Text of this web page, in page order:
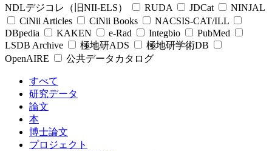
NDLデジコレ（旧NII-ELS）
RUDA JDCat
NINJAL
CiNii Articles
CiNii Books
NACSIS-CAT/ILL
DBpedia
KAKEN e-Rad Integbio
PubMed
LSDB Archive
極地研ADS
極地研学術DB
OpenAIRE
公共データカタログ
すべて
研究データ
論文
本
博士論文
プロジェクト